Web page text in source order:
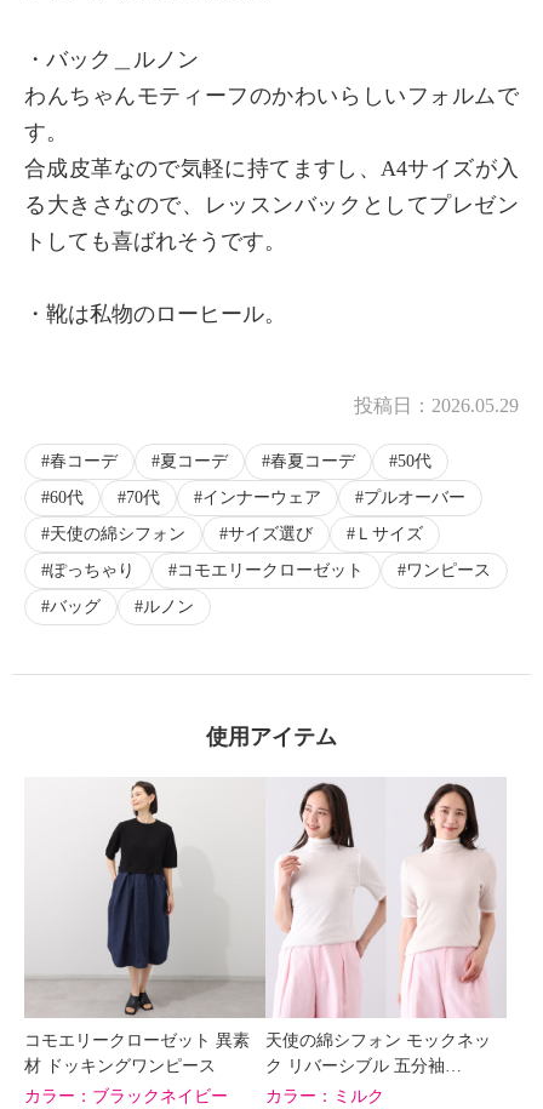
・バック＿ルノン
わんちゃんモティーフのかわいらしいフォルムで
す。
合成皮革なので気軽に持てますし、A4サイズが入
る大きさなので、レッスンバックとしてプレゼン
トしても喜ばれそうです。
・靴は私物のローヒール。
投稿日： 2026.05.29
春コーデ 夏コーデ 春夏コーデ
50代
60代
70代 インナーウェア
プルオーバー
天使の綿シフォン
サイズ選び
Ｌサイズ
ぽっちゃり
コモエリークローゼット
ワンピース
バッグ
ルノン
使用アイテム
コモエリークローゼット 異素
材 ドッキングワンピース
カラー： ブラックネイビー
天使の綿シフォン モックネッ
ク リバーシブル 五分袖…
カラー： ミルク